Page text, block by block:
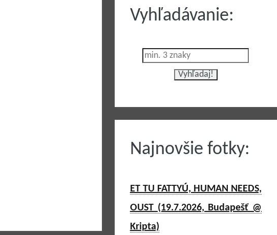
Vyhľadávanie:
Najnovšie fotky:
ET TU FATTYÚ, HUMAN NEEDS,
OUST (19.7.2026, Budapešť @
Kripta)